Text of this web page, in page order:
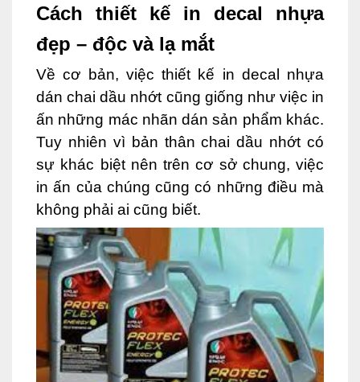
Cách thiết kế in decal nhựa
đẹp – độc và lạ mắt
Về cơ bản, việc thiết kế in decal nhựa
dán chai dầu nhớt cũng giống như việc in
ấn những mác nhãn dán sản phẩm khác.
Tuy nhiên vì bản thân chai dầu nhớt có
sự khác biệt nên trên cơ sở chung, việc
in ấn của chúng cũng có những điều mà
không phải ai cũng biết.